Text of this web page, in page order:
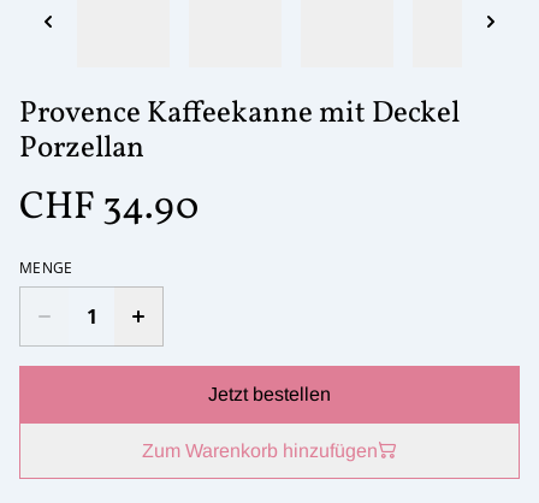
Provence Kaffeekanne mit Deckel
Porzellan
CHF 34.90
MENGE
Jetzt bestellen
Zum Warenkorb hinzufügen